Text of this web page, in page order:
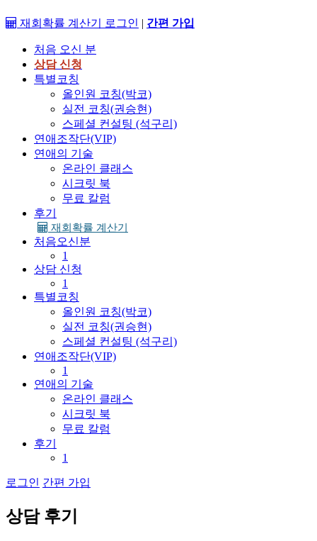
재회확률 계산기 로그인 | 간편 가입
처음 오신 분
상담 신청
특별코칭
올인원 코칭(박코)
실전 코칭(권승현)
스페셜 컨설팅 (석구리)
연애조작단(VIP)
연애의 기술
온라인 클래스
시크릿 북
무료 칼럼
후기
재회확률 계산기
처음오신분
1
상담 신청
1
특별코칭
올인원 코칭(박코)
실전 코칭(권승현)
스페셜 컨설팅 (석구리)
연애조작단(VIP)
1
연애의 기술
온라인 클래스
시크릿 북
무료 칼럼
후기
1
로그인 간편 가입
상담 후기